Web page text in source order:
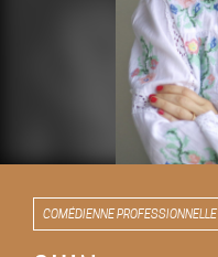
COMÉDIENNE PROFESSIONNELLE